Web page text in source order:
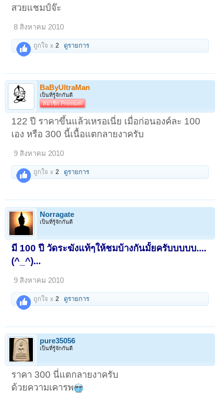
สวยแชมป์จ๊ะ
8 สิงหาคม 2010
ถูกใจ x2 ดูรายการ
BaByUltraMan
เป็นที่รู้จักกันดี
สมาชิก Premium
122 ปี ราคาขึ้นแล้วเหรอเนี่ย เมื่อก่อนองค์ละ 100
เอง หรือ 300 นี้เนื้อแตกลายงาครับ
9 สิงหาคม 2010
ถูกใจ x2 ดูรายการ
Norragate
เป็นที่รู้จักกันดี
มี 100 ปี วัดระฆังแท้ๆให้ชมบ้างกันมั้ยครับบบบบ....
(^_^)...
9 สิงหาคม 2010
ถูกใจ x2 ดูรายการ
pure35056
เป็นที่รู้จักกันดี
ราคา 300 นี่แตกลายงาครับ
ด้วยความเคารพ